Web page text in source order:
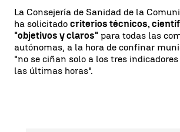
La Consejería de Sanidad de la
ha solicitado criterios técnicos,
"objetivos y claros" para todas las
autónomas, a la hora de confinar
"no se ciñan solo a los tres indicadores
las últimas horas".